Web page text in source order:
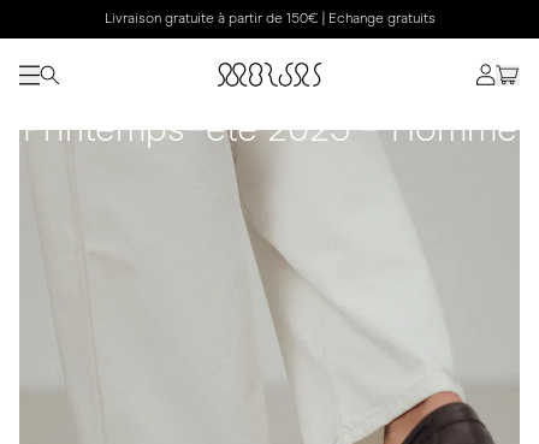
Livraison gratuite à partir de 150€ | Echange gratuits
Printemps–été 2025 – Homme